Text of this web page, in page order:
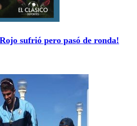
sufrió pero pasó de ronda!